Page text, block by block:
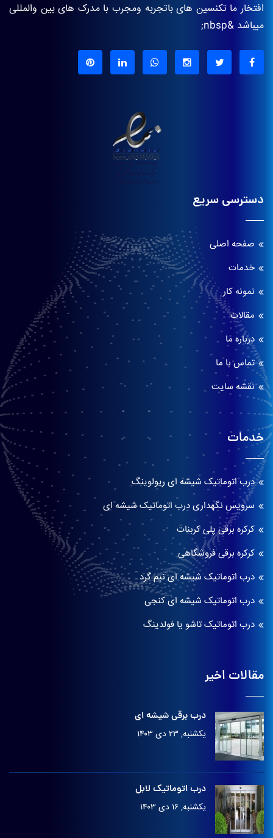
افتخار ما تکنسین های باتجربه ومجرب با مدرک های بین والمللی
میباشد &nbsp;
دسترسی سریع
صفحه اصلی
خدمات
نمونه کار
مقالات
درباره ما
تماس با ما
نقشه سایت
خدمات
درب اتوماتیک شیشه ای ریولوینگ
سرویس نگهداری درب اتوماتیک شیشه ای
کرکره برقی پلی کربنات
کرکره برقی فروشگاهی
درب اتوماتیک شیشه ای نیم گرد
درب اتوماتیک شیشه ای کنجی
درب اتوماتیک تاشو یا فولدینگ
مقالات اخیر
درب برقی شیشه ای
یکشنبه, ۲۳ دی ۱۴۰۳
درب اتوماتیک لابل
یکشنبه, ۱۶ دی ۱۴۰۳